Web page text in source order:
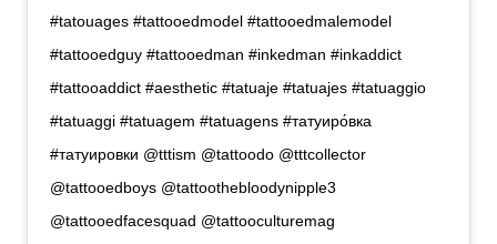
#tatouages #tattooedmodel #tattooedmalemodel
#tattooedguy #tattooedman #inkedman #inkaddict
#tattooaddict #aesthetic #tatuaje #tatuajes #tatuaggio
#tatuaggi #tatuagem #tatuagens #татуиро́вка
#татуировки @tttism @tattoodo @tttcollector
@tattooedboys @tattoothebloodynipple3
@tattooedfacesquad @tattooculturemag